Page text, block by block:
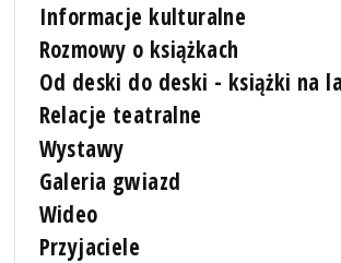
Informacje kulturalne
Rozmowy o książkach
Od deski do deski - książki na
Relacje teatralne
Wystawy
Galeria gwiazd
Wideo
Przyjaciele